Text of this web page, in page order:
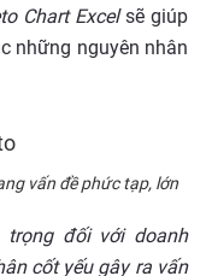
Chart Excelsẽ giúp
những nguyên nhân
vấn đề phức tạp, lớn
đối với doanh
cốt yếu gây ra vấn